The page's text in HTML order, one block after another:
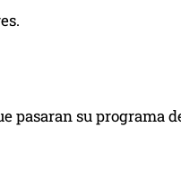
pasaran su programa